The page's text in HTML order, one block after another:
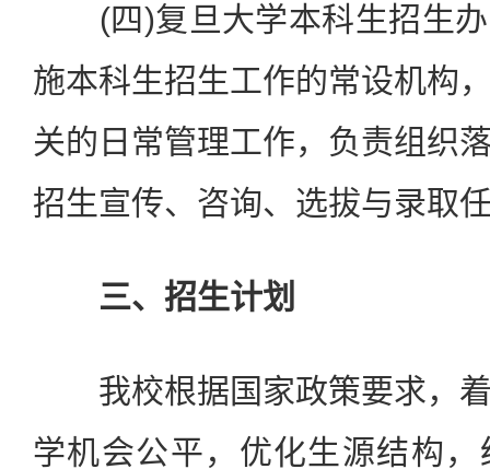
(四)复旦大学本科生招生办
施本科生招生工作的常设机构
关的日常管理工作，负责组织
招生宣传、咨询、选拔与录取
三、招生计划
我校根据国家政策要求，着
学机会公平，优化生源结构